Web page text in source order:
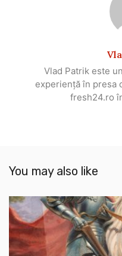
Vlad Patrik este
experiență în presa
fresh24.ro
You may also like